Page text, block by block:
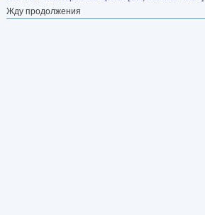
Жду продолжения